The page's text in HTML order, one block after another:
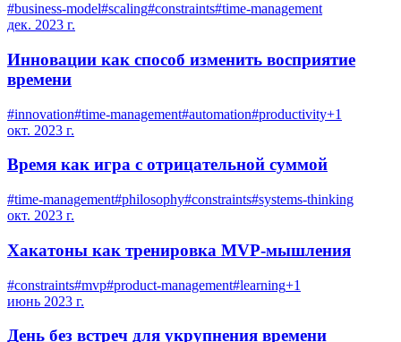
#business-model#scaling#constraints#time-management
дек. 2023 г.
Инновации как способ изменить восприятие
времени
#innovation#time-management#automation#productivity+1
окт. 2023 г.
Время как игра с отрицательной суммой
#time-management#philosophy#constraints#systems-thinking
окт. 2023 г.
Хакатоны как тренировка MVP-мышления
#constraints#mvp#product-management#learning+1
июнь 2023 г.
День без встреч для укрупнения времени